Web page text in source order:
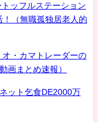
ッフルステーション
（無職孤独居老人的
・カマトレーダーの
画まとめ速報）
ット乞食DE2000万